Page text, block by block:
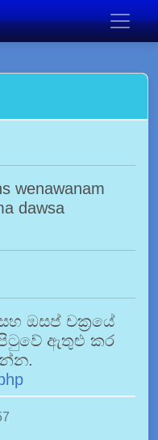
wenawanam
dawsa
ඔසප් චක්‍රයේ
ඇතුළු කර